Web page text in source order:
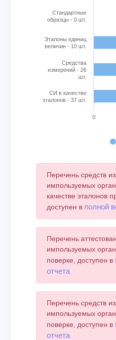
Стандартные
образцы - 0 шт.
Эталоны единиц
величин - 10 шт.
Cредства
измерений - 26
шт.
СИ в качестве
эталонов - 37 шт.
0
Перечень средств
импользуемых
качестве эталонов
доступен в полной
Перечень
импользуемых
поверке, доступен в
отчета
Перечень средств
импользуемых
поверке, доступен в
отчета